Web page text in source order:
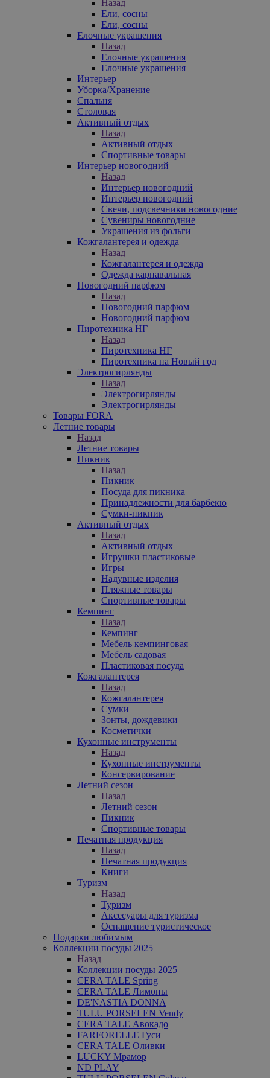
Назад
Ели, сосны
Ели, сосны
Елочные украшения
Назад
Елочные украшения
Елочные украшения
Интерьер
Уборка/Хранение
Спальня
Столовая
Активный отдых
Назад
Активный отдых
Спортивные товары
Интерьер новогодний
Назад
Интерьер новогодний
Интерьер новогодний
Свечи, подсвечники новогодние
Сувениры новогодние
Украшения из фольги
Кожгалантерея и одежда
Назад
Кожгалантерея и одежда
Одежда карнавальная
Новогодний парфюм
Назад
Новогодний парфюм
Новогодний парфюм
Пиротехника НГ
Назад
Пиротехника НГ
Пиротехника на Новый год
Электрогирлянды
Назад
Электрогирлянды
Электрогирлянды
Товары FORA
Летние товары
Назад
Летние товары
Пикник
Назад
Пикник
Посуда для пикника
Принадлежности для барбекю
Сумки-пикник
Активный отдых
Назад
Активный отдых
Игрушки пластиковые
Игры
Надувные изделия
Пляжные товары
Спортивные товары
Кемпинг
Назад
Кемпинг
Мебель кемпинговая
Мебель садовая
Пластиковая посуда
Кожгалантерея
Назад
Кожгалантерея
Сумки
Зонты, дождевики
Косметички
Кухонные инструменты
Назад
Кухонные инструменты
Консервирование
Летний сезон
Назад
Летний сезон
Пикник
Спортивные товары
Печатная продукция
Назад
Печатная продукция
Книги
Туризм
Назад
Туризм
Аксесуары для туризма
Оснащение туристическое
Подарки любимым
Коллекции посуды 2025
Назад
Коллекции посуды 2025
CERA TALE Spring
CERA TALE Лимоны
DE'NASTIA DONNA
TULU PORSELEN Vendy
CERA TALE Авокадо
FARFORELLE Гуси
CERA TALE Оливки
LUCKY Мрамор
ND PLAY